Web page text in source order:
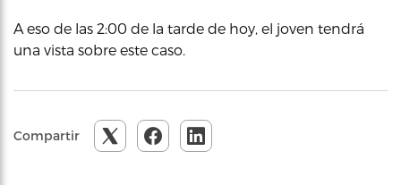
A eso de las 2:00 de la tarde de hoy, el joven tendrá
una vista sobre este caso.
Compartir